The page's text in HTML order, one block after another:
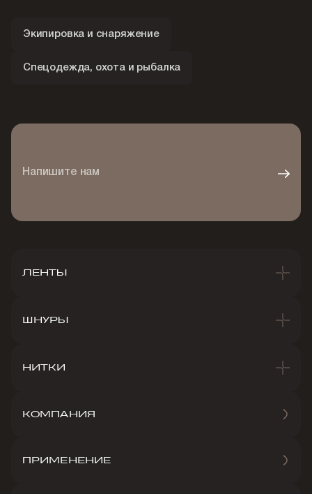
Экипировка и снаряжение
Спецодежда, охота и рыбалка
Напишите нам
КОМПАНИЯ
ПРИМЕНЕНИЕ
ЛЕНТЫ
ШНУРЫ
НИТКИ